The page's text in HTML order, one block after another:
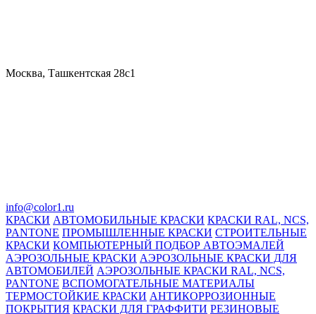
Москва, Ташкентская 28с1
info@color1.ru
КРАСКИ АВТОМОБИЛЬНЫЕ КРАСКИ КРАСКИ RAL, NCS,
PANTONE ПРОМЫШЛЕННЫЕ КРАСКИ СТРОИТЕЛЬНЫЕ
КРАСКИ КОМПЬЮТЕРНЫЙ ПОДБОР АВТОЭМАЛЕЙ
АЭРОЗОЛЬНЫЕ КРАСКИ АЭРОЗОЛЬНЫЕ КРАСКИ ДЛЯ
АВТОМОБИЛЕЙ АЭРОЗОЛЬНЫЕ КРАСКИ RAL, NCS,
PANTONE ВСПОМОГАТЕЛЬНЫЕ МАТЕРИАЛЫ
ТЕРМОСТОЙКИЕ КРАСКИ АНТИКОРРОЗИОННЫЕ
ПОКРЫТИЯ КРАСКИ ДЛЯ ГРАФФИТИ РЕЗИНОВЫЕ